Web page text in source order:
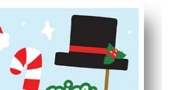
corte y haga clic: disfrutará de
lugar: fiestas en el aula,
sonrían: las divertidas indicaciones
las fotos festivas son perfectas